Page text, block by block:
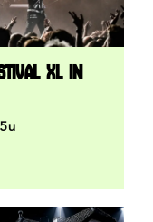
XL IN
u